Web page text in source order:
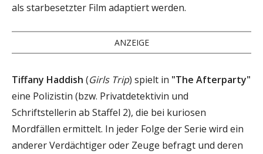
als starbesetzter Film adaptiert werden.
ANZEIGE
Tiffany Haddish (Girls Trip) spielt in "The Afterparty"
eine Polizistin (bzw. Privatdetektivin und
Schriftstellerin ab Staffel 2), die bei kuriosen
Mordfällen ermittelt. In jeder Folge der Serie wird ein
anderer Verdächtiger oder Zeuge befragt und deren